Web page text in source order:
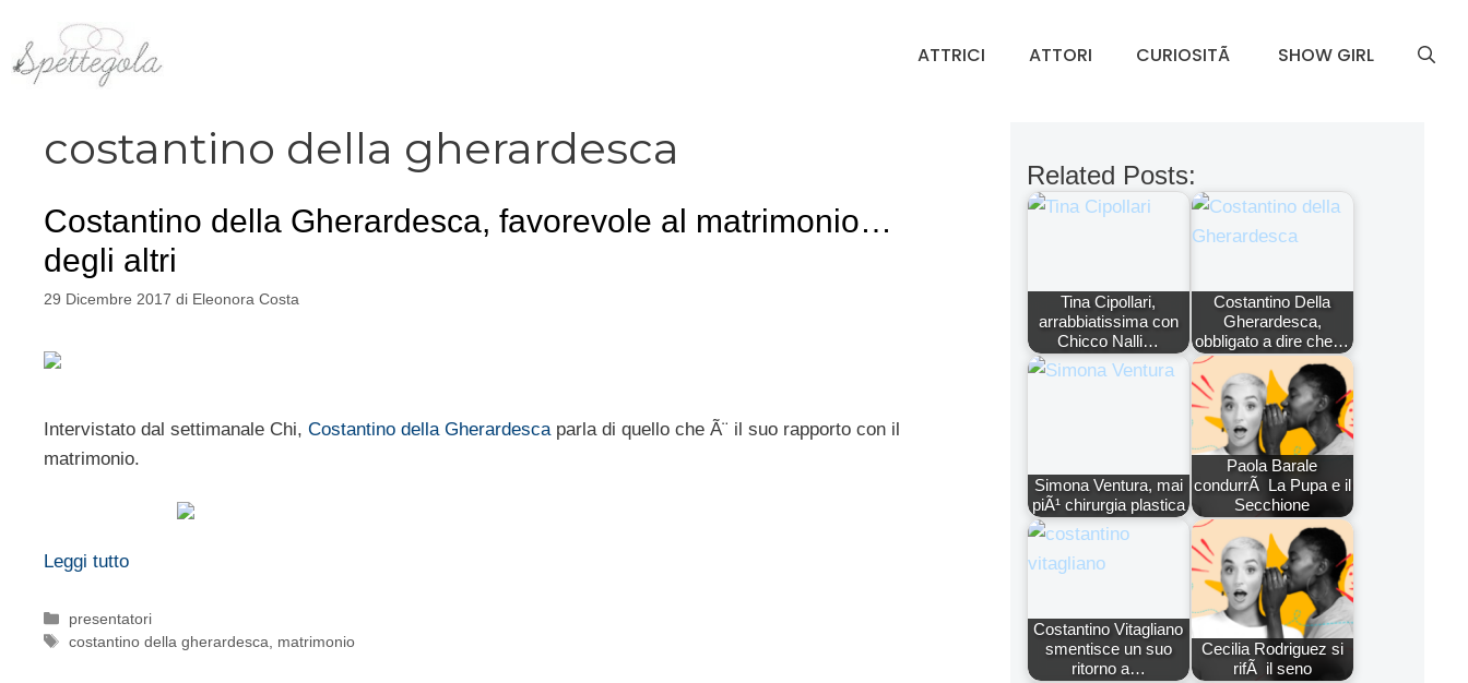
contenuto
ATTRICI ATTORI CURIOSITÃ SHOW GIRL
costantino della gherardesca
Costantino della Gherardesca, favorevole al matrimonio…
degli altri
29 Dicembre 2017 di Eleonora Costa
Intervistato dal settimanale Chi, Costantino della Gherardescaparla di quello che Ã¨ il suo rapporto con il
matrimonio.
Leggi tutto
Categorie
presentatori
Tag
costantino della gherardesca matrimonio
Related Posts:
Tina Cipollari,
arrabbiatissima con
Chicco Nalli…
Costantino Della
Gherardesca,
obbligato a dire che…
Simona Ventura, mai
piÃ¹ chirurgia plastica
Paola Barale
condurrÃ La Pupa e il
Secchione
Costantino Vitagliano
smentisce un suo
ritorno a…
Cecilia Rodriguez si
rifÃ il seno